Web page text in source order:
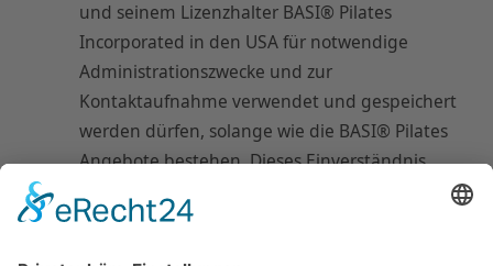
und seinem Lizenzhalter BASI® Pilates
Incorporated in den USA für notwendige
Administrationszwecke und zur
Kontaktaufnahme verwendet und gespeichert
werden dürfen, solange wie die BASI® Pilates
Angebote bestehen. Dieses Einverständnis
Daten bei BASI® Pilates löschen lassen